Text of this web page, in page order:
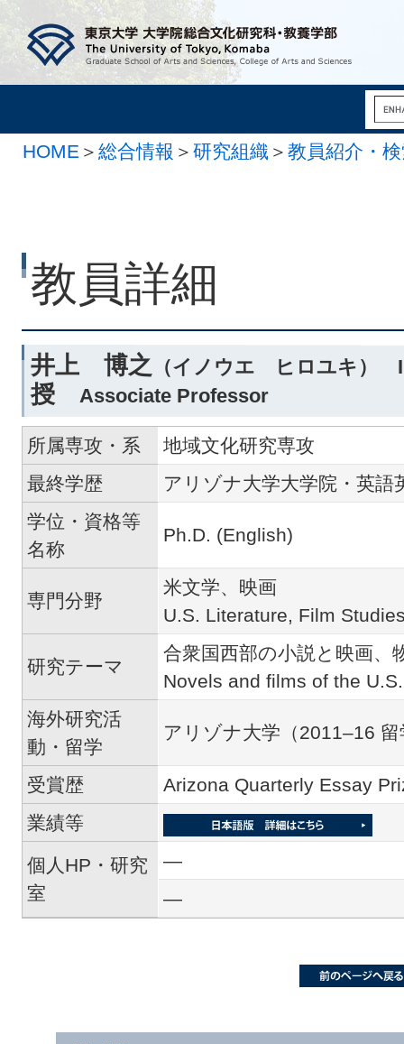
HOME ＞ 総合情報 ＞ 研究組織 ＞ 教員紹介・
教員詳細
井上 博之 （イノウエ ヒロユキ
授 Associate Professor
所属専攻・系
地域文化研究専攻
最終学歴
アリゾナ大学大学院・英語
学位・資格等
名称
Ph.D. (English)
専門分野
米文学、映画
U.S. Literature, Film
研究テーマ
合衆国西部の小説と映画、
Novels and films of the
海外研究活
動・留学
アリゾナ大学（2011–16 留
受賞歴
Arizona Quarterly Essay
業績等
個人HP・研究
室
―
―